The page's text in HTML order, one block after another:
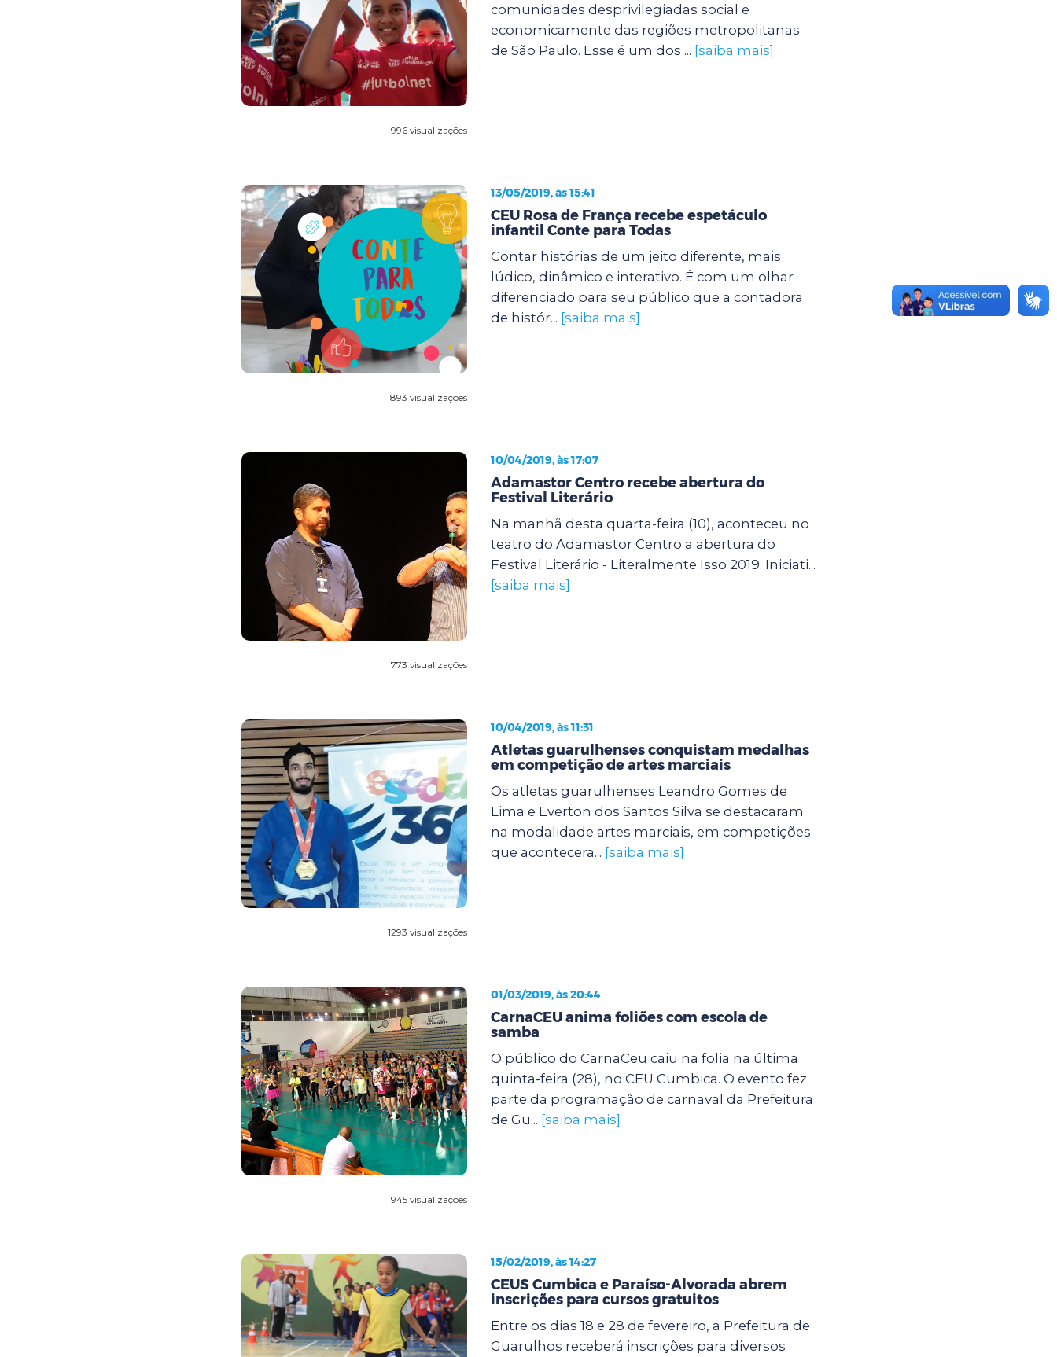
996 visualizações
comunidades desprivilegiadas social e
economicamente das regiões metropolitanas
de São Paulo. Esse é um dos ... [saiba mais]
893 visualizações
13/05/2019, às 15:41
CEU Rosa de França recebe espetáculo
infantil Conte para Todas
Contar histórias de um jeito diferente, mais
lúdico, dinâmico e interativo. É com um olhar
diferenciado para seu público que a contadora
de histór... [saiba mais]
773 visualizações
10/04/2019, às 17:07
Adamastor Centro recebe abertura do
Festival Literário
Na manhã desta quarta-feira (10), aconteceu no
teatro do Adamastor Centro a abertura do
Festival Literário - Literalmente Isso 2019. Iniciati...
[saiba mais]
1293 visualizações
10/04/2019, às 11:31
Atletas guarulhenses conquistam medalhas
em competição de artes marciais
Os atletas guarulhenses Leandro Gomes de
Lima e Everton dos Santos Silva se destacaram
na modalidade artes marciais, em competições
que acontecera... [saiba mais]
945 visualizações
01/03/2019, às 20:44
CarnaCEU anima foliões com escola de
samba
O público do CarnaCeu caiu na folia na última
quinta-feira (28), no CEU Cumbica. O evento fez
parte da programação de carnaval da Prefeitura
de Gu... [saiba mais]
15/02/2019, às 14:27
CEUS Cumbica e Paraíso-Alvorada abrem
inscrições para cursos gratuitos
Entre os dias 18 e 28 de fevereiro, a Prefeitura de
Guarulhos receberá inscrições para diversos